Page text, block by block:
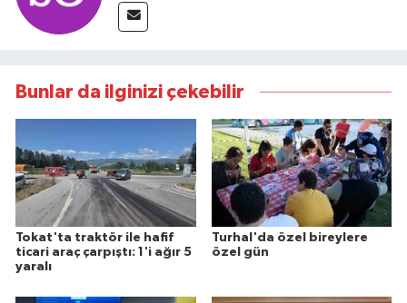
Bunlar da ilginizi çekebilir
Tokat'ta traktör ile hafif
ticari araç çarpıştı: 1'i ağır 5
yaralı
Turhal'da özel bireylere
özel gün